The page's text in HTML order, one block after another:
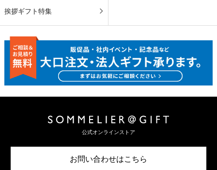
挨拶ギフト特集
公式オンラインストア
お問い合わせはこちら